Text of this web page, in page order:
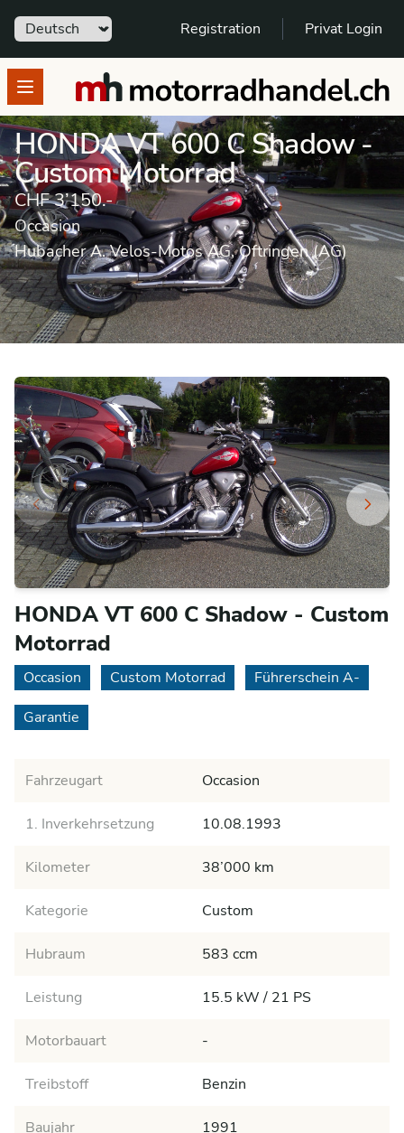
Sprache Registration Privat Login
Open menumotorradhandel.ch
HONDA VT 600 C Shadow -
Custom Motorrad
CHF 3’150.-
Occasion
Hubacher A. Velos-Motos AG, Oftringen (AG)
Motorrad Occasion
Custom Motorrad
HONDA
VT 600 C Shadow
HONDA VT 600 C Shadow - Custom
Motorrad
Occasion Custom Motorrad
Führerschein A-
Garantie
Fahrzeugart Occasion
1. Inverkehrsetzung 10.08.1993
Kilometer 38’000 km
Kategorie Custom
Hubraum 583 ccm
Leistung 15.5 kW / 21 PS
Motorbauart -
Treibstoff Benzin
Baujahr 1991